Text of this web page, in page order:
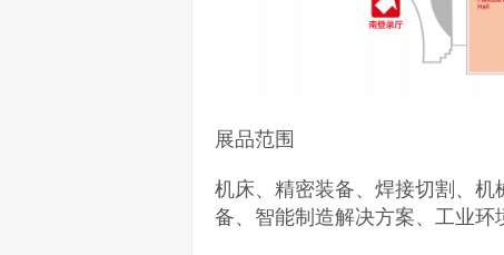
展品范围
机床、精密装备、焊接切割、
备、智能制造解决方案、工业环